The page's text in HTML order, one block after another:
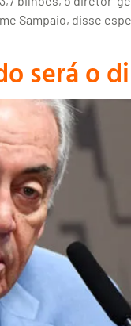
Sampaio, disse
será o